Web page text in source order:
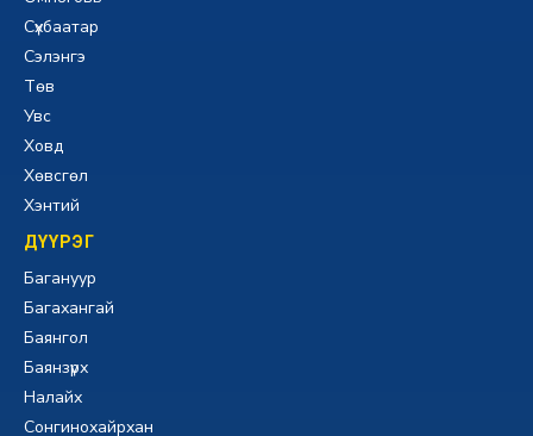
Сүхбаатар
Сэлэнгэ
Төв
Увс
Ховд
Хөвсгөл
Хэнтий
ДҮҮРЭГ
Багануур
Багахангай
Баянгол
Баянзүрх
Налайх
Сонгинохайрхан